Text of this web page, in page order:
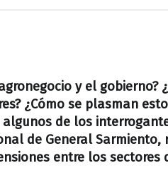
y el gobierno?
¿Cómo se plasman
de los
de General Sarmiento,
entre los sectores